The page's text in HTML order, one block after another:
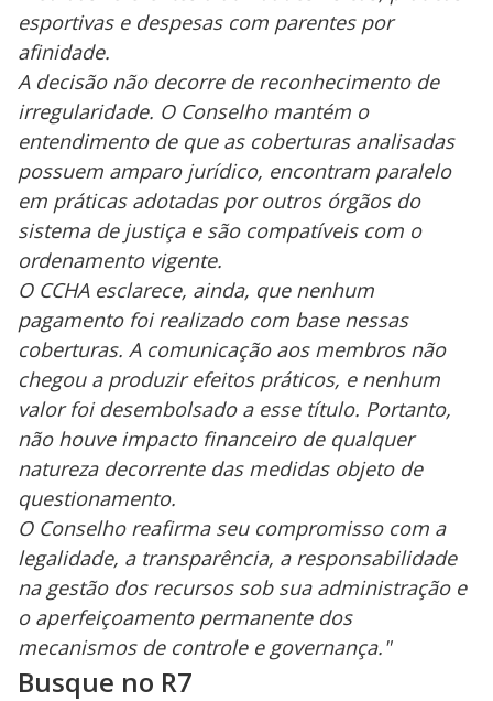
esportivas e despesas com parentes por
afinidade.
A decisão não decorre de reconhecimento de
irregularidade. O Conselho mantém o
entendimento de que as coberturas analisadas
possuem amparo jurídico, encontram paralelo
em práticas adotadas por outros órgãos do
sistema de justiça e são compatíveis com o
ordenamento vigente.
O CCHA esclarece, ainda, que nenhum
pagamento foi realizado com base nessas
coberturas. A comunicação aos membros não
chegou a produzir efeitos práticos, e nenhum
valor foi desembolsado a esse título. Portanto,
não houve impacto financeiro de qualquer
natureza decorrente das medidas objeto de
questionamento.
O Conselho reafirma seu compromisso com a
legalidade, a transparência, a responsabilidade
na gestão dos recursos sob sua administração e
o aperfeiçoamento permanente dos
mecanismos de controle e governança."
Busque no R7